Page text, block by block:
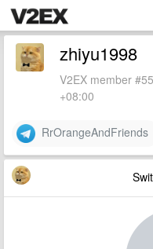
zhiyu1998
V2EX member
+08:00
RrOrangeAndFriends